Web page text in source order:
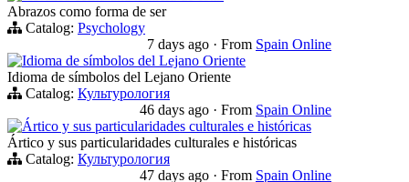
Abrazos como forma de ser
Catalog: Psychology
7 days ago · From Spain Online
Idioma de símbolos del Lejano Oriente
Idioma de símbolos del Lejano Oriente
Catalog: Культурология
46 days ago · From Spain Online
Ártico y sus particularidades culturales e históricas
Ártico y sus particularidades culturales e históricas
Catalog: Культурология
47 days ago · From Spain Online